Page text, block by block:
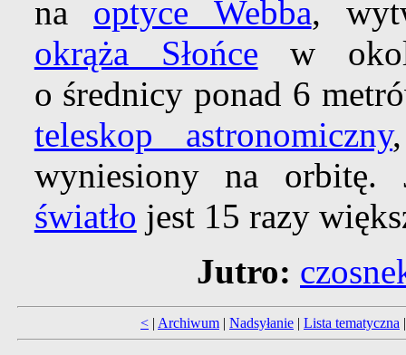
na optyce Webba,
okrąża Słońce w
o średnicy ponad 6
teleskop astronomiczny
wyniesiony na
światło jest 15 razy
Jutro:
< | Archiwum | Nadsyłanie | Lista tematyczna